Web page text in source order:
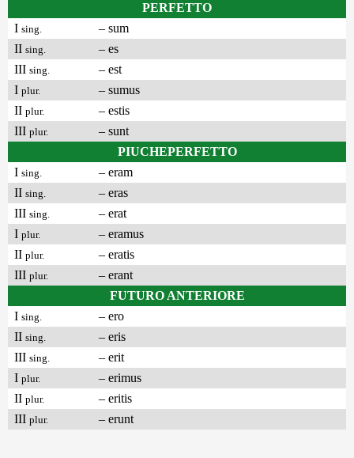
PERFETTO
I sing.
– sum
II sing.
– es
III sing.
– est
I plur.
– sumus
II plur.
– estis
III plur.
– sunt
PIUCHEPERFETTO
I sing.
– eram
II sing.
– eras
III sing.
– erat
I plur.
– eramus
II plur.
– eratis
III plur.
– erant
FUTURO ANTERIORE
I sing.
– ero
II sing.
– eris
III sing.
– erit
I plur.
– erimus
II plur.
– eritis
III plur. – erunt